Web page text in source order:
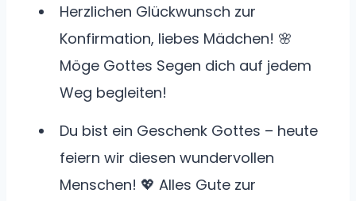
Herzlichen Glückwunsch zur
Konfirmation, liebes Mädchen! 🌸
Möge Gottes Segen dich auf jedem
Weg begleiten!
Du bist ein Geschenk Gottes – heute
feiern wir diesen wundervollen
Menschen! 💖 Alles Gute zur